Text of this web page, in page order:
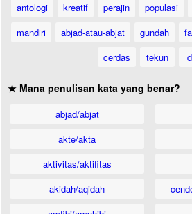
antologi
kreatif perajin populasi
mandiri
abjad-atau-abjat gundah
cerdas
tekun
★ Mana penulisan kata yang benar?
abjad/abjat
akte/akta
aktivitas/aktifitas
akidah/aqidah